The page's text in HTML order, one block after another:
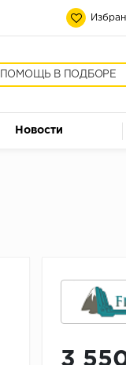
ПОМОЩЬ В ПОДБОРЕ
Новости
3